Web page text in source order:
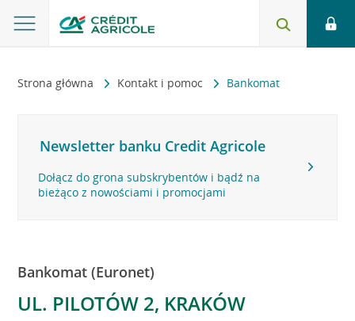
Strona główna Kontakt i pomoc Bankomat
Newsletter banku Credit Agricole
Dołącz do grona subskrybentów i bądź na
bieżąco z nowościami i promocjami
Bankomat (Euronet)
UL. PILOTÓW 2, KRAKÓW